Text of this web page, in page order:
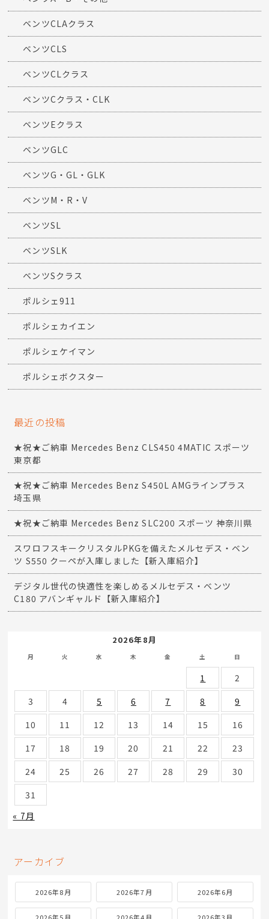
ベンツCLAクラス
ベンツCLS
ベンツCLクラス
ベンツCクラス・CLK
ベンツEクラス
ベンツGLC
ベンツG・GL・GLK
ベンツM・R・V
ベンツSL
ベンツSLK
ベンツSクラス
ポルシェ911
ポルシェカイエン
ポルシェケイマン
ポルシェボクスター
最近の投稿
★祝★ご納車 Mercedes Benz CLS450 4MATIC スポーツ
東京都
★祝★ご納車 Mercedes Benz S450L AMGラインプラス
埼玉県
★祝★ご納車 Mercedes Benz SLC200 スポーツ 神奈川県
スワロフスキークリスタルPKGを備えたメルセデス・ベン
ツ S550 クーペが入庫しました【新入庫紹介】
デジタル世代の快適性を楽しめるメルセデス・ベンツ
C180 アバンギャルド【新入庫紹介】
2026年8月
月 火 水 木 金 土 日
1
2
3
4 5 6 7 8
9
10
11 12 13 14 15
16
17
18 19 20 21 22
23
24
25 26 27 28 29
30
31
« 7月
アーカイブ
2026年8月 2026年7月 2026年6月